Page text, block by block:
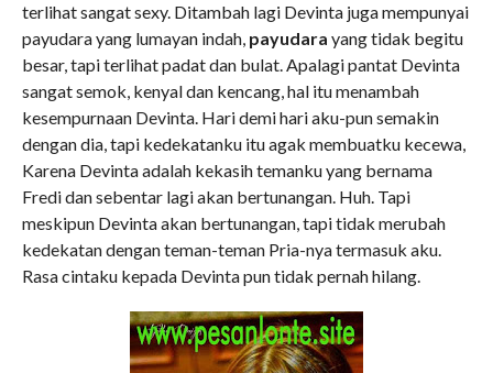
terlihat sangat sexy. Ditambah lagi Devinta juga mempunyai
payudara yang lumayan indah, payudara yang tidak begitu
besar, tapi terlihat padat dan bulat. Apalagi pantat Devinta
sangat semok, kenyal dan kencang, hal itu menambah
kesempurnaan Devinta. Hari demi hari aku-pun semakin
dengan dia, tapi kedekatanku itu agak membuatku kecewa,
Karena Devinta adalah kekasih temanku yang bernama
Fredi dan sebentar lagi akan bertunangan. Huh. Tapi
meskipun Devinta akan bertunangan, tapi tidak merubah
kedekatan dengan teman-teman Pria-nya termasuk aku.
Rasa cintaku kepada Devinta pun tidak pernah hilang.